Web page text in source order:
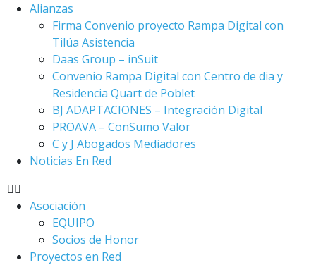
Alianzas
Firma Convenio proyecto Rampa Digital con
Tilúa Asistencia
Daas Group – inSuit
Convenio Rampa Digital con Centro de dia y
Residencia Quart de Poblet
BJ ADAPTACIONES – Integración Digital
PROAVA – ConSumo Valor
C y J Abogados Mediadores
Noticias En Red
Asociación
EQUIPO
Socios de Honor
Proyectos en Red